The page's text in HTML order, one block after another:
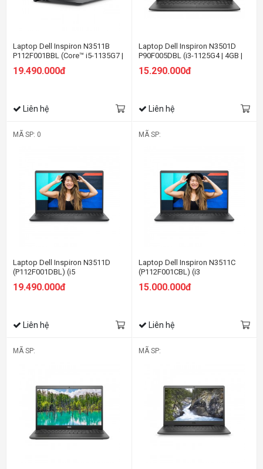
Laptop Dell Inspiron N3511B
P112F001BBL (Core™ i5-1135G7 |
4GB | 512GB | Intel UHD | 15.6-
inch FHD | Win 10 | Office | Đen)
19.490.000đ
Liên hệ
Laptop Dell Inspiron N3501D
P90F005DBL (i3-1125G4 | 4GB |
256GB | Intel UHD | 15.6-inch FHD
| Win 10 | Đen)
15.290.000đ
Liên hệ
MÃ SP: 0
Laptop Dell Inspiron N3511D
(P112F001DBL) (i5
SSD/15.6 inch
19.490.000đ
Liên hệ
MÃ SP:
Laptop Dell Inspiron N3511C
(P112F001CBL) (i3
SSD/15.6 inch
15.000.000đ
Liên hệ
MÃ SP: MÃ SP: